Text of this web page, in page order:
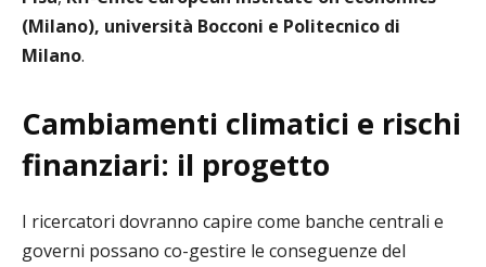
(Milano), università Bocconi e Politecnico di
Milano.
Cambiamenti climatici e rischi
finanziari: il progetto
I ricercatori dovranno capire come banche centrali e
governi possano co-gestire le conseguenze del